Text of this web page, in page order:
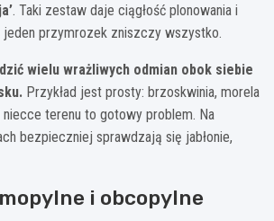
. Taki zestaw daje ciągłość plonowania i
jeden przymrozek zniszczy wszystko.
wielu wrażliwych odmian obok siebie
Przykład jest prosty: brzoskwinia, morela
terenu to gotowy problem. Na
bezpieczniej sprawdzają się jabłonie,
i obcopylne